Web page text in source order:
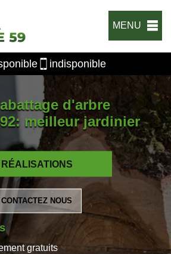
MENU
indisponible
d'arbre
meilleur jardinier
CONTACTEZ NOUS
gratuits